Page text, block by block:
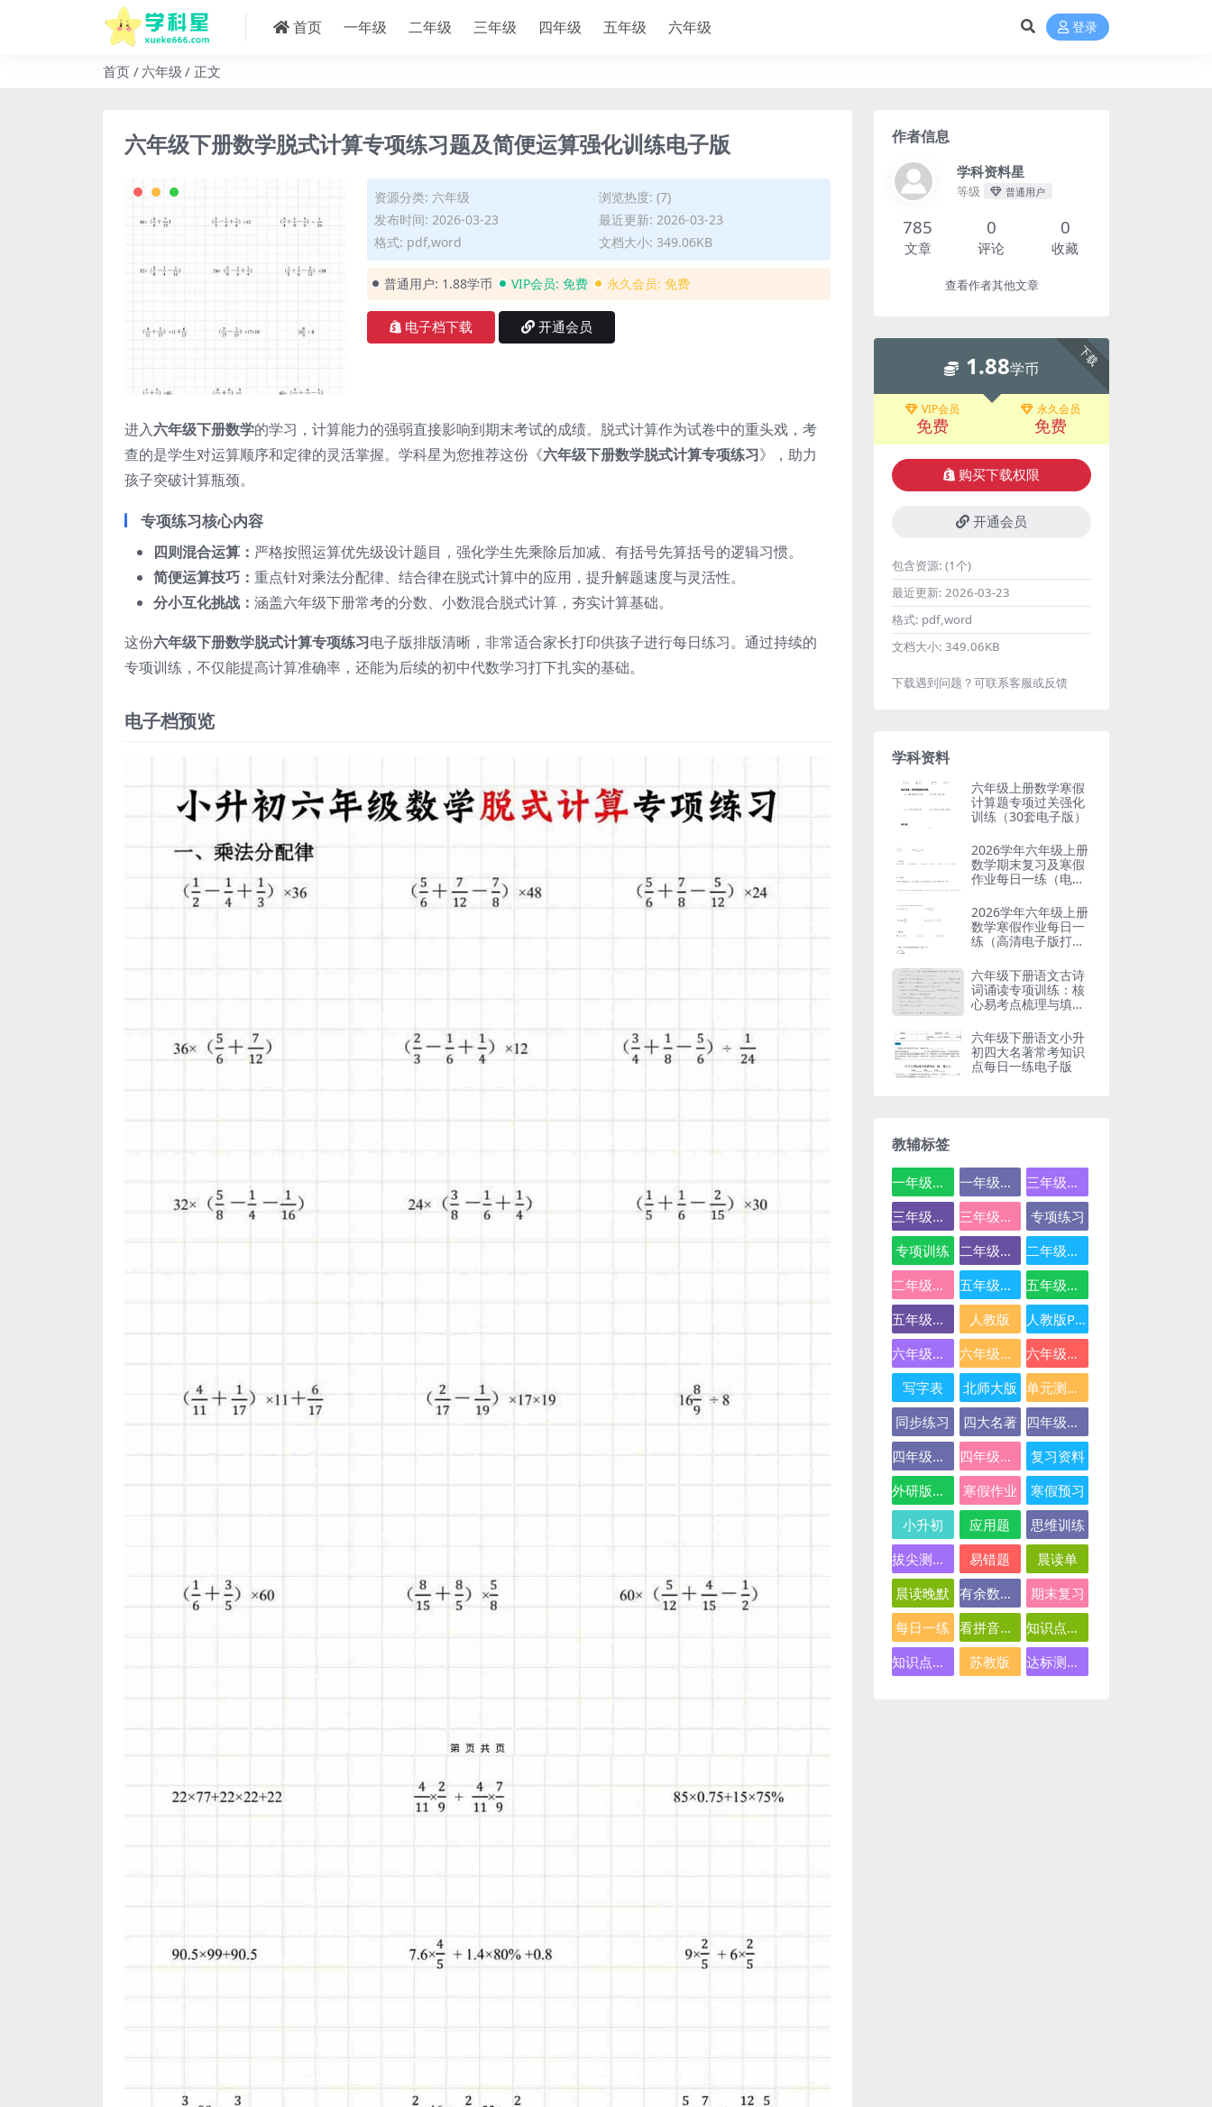
首页 一年级 二年级 三年级 四年级 五年级 六年级 登录
首页 六年级 正文
六年级下册数学脱式计算专项练习题及简便运算强化训练电子版
资源分类: 六年级
浏览热度: (7)
发布时间: 2026-03-23
最近更新: 2026-03-23
格式: pdf,word
文档大小: 349.06KB
普通用户: 1.88学币 VIP会员: 免费 永久会员: 免费
电子档下载 开通会员
进入六年级下册数学的学习，计算能力的强弱直接影响到期末考试的成绩。脱式计算作为试卷中的重头戏，考
查的是学生对运算顺序和定律的灵活掌握。学科星为您推荐这份《六年级下册数学脱式计算专项练习》，助力
孩子突破计算瓶颈。
专项练习核心内容
四则混合运算： 严格按照运算优先级设计题目，强化学生先乘除后加减、有括号先算括号的逻辑习惯。
简便运算技巧： 重点针对乘法分配律、结合律在脱式计算中的应用，提升解题速度与灵活性。
分小互化挑战： 涵盖六年级下册常考的分数、小数混合脱式计算，夯实计算基础。
这份六年级下册数学脱式计算专项练习电子版排版清晰，非常适合家长打印供孩子进行每日练习。通过持续的
专项训练，不仅能提高计算准确率，还能为后续的初中代数学习打下扎实的基础。
电子档预览
作者信息
学科资料星
等级 普通用户
785
文章
0
评论
0
收藏
查看作者其他文章
下载
1.88学币
VIP会员
免费
永久会员
免费
购买下载权限
开通会员
包含资源: (1个)
最近更新: 2026-03-23
格式: pdf,word
文档大小: 349.06KB
下载遇到问题？可联系客服或反馈
学科资料
六年级上册数学寒假
计算题专项过关强化
训练（30套电子版）
2026学年六年级上册
数学期末复习及寒假
作业每日一练（电子
2026学年六年级上册
数学寒假作业每日一
练（高清电子版打卡
六年级下册语文古诗
词诵读专项训练：核
心易考点梳理与填空
六年级下册语文小升
初四大名著常考知识
点每日一练电子版
教辅标签
一年级数学 一年级语文
三年级数学
三年级英语
三年级语文
专项练习
专项训练
二年级下册数学
二年级数学
二年级语文
五年级数学
五年级英语
五年级语文
人教版
人教版PEP
六年级数学
六年级英语
六年级语文
写字表
北师大版
单元测试卷
同步练习
四大名著
四年级下册语文
四年级数学
四年级语文
复习资料
外研版三起点
寒假作业
寒假预习
小升初
应用题
思维训练
拔尖测试卷
易错题
晨读单
晨读晚默
有余数的除法
期末复习
每日一练
看拼音写词语
知识点总结
知识点汇总
苏教版 达标测试卷